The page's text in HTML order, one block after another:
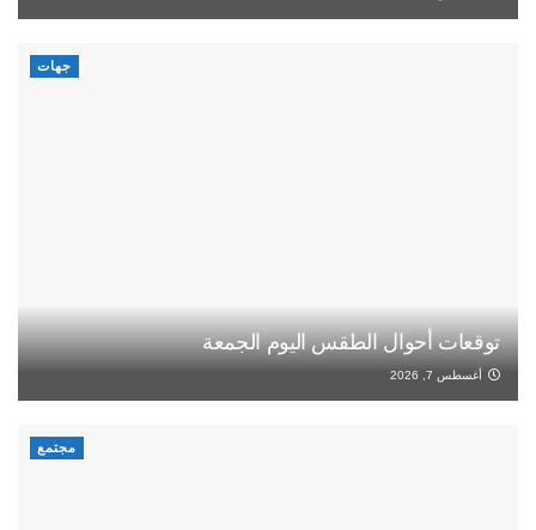
جهات
توقعات أحوال الطقس اليوم الجمعة
أغسطس 7, 2026
مجتمع